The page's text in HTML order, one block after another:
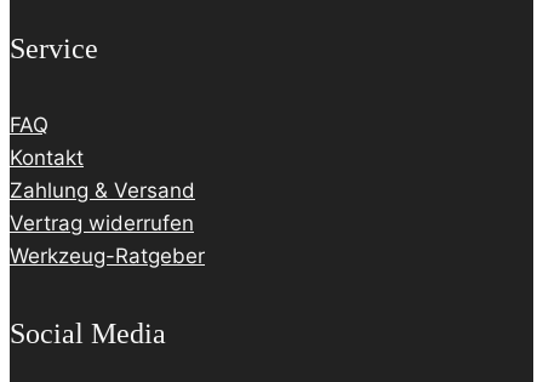
Service
FAQ
Kontakt
Zahlung & Versand
Vertrag widerrufen
Werkzeug-Ratgeber
Social Media